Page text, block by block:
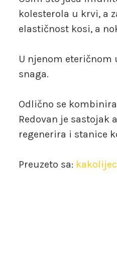
kolesterola u krvi, a
elastičnost kosi, a
U njenom
snaga.
Odlično se
Redovan je
regenerira i stanice
Preuzeto sa: